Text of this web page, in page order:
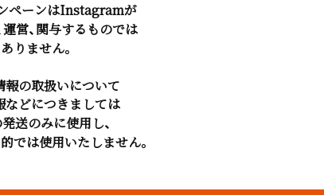
ペーンはInstagramが
運営、関与するものでは
ありません。
の取扱いについて
などにつきましては
送のみに使用し、
では使用いたしません。